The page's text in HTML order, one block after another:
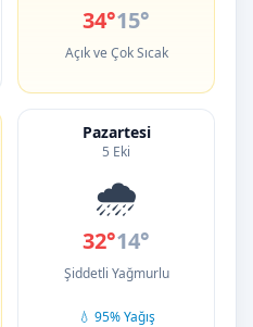
34°15°
Açık ve Çok Sıcak
Pazartesi
5 Eki
🌧️
32°14°
Şiddetli Yağmurlu
💧 95% Yağış